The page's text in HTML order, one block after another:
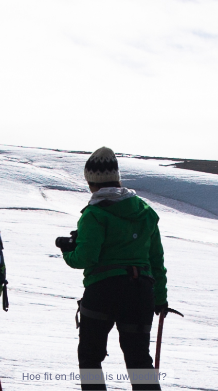
Hoe fit en flexibel is uw bedrijf?